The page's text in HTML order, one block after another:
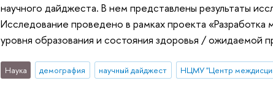
научного дайджеста. В нем представлены результаты
Исследование проведено в рамках проекта
уровня образования и состояния здоровья / ожидаемой
Наука демография научный дайджест